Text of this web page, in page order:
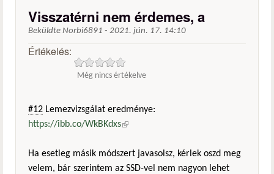
Visszatérni nem érdemes, a
Beküldte Norbi6891 - 2021. jún. 17. 14:10
Értékelés:
Még nincs értékelve
#12 Lemezvizsgálat eredménye:
https://ibb.co/WkBKdxs(külső hivatkozás)
Ha esetleg másik módszert javasolsz, kérlek oszd meg
velem, bár szerintem az SSD-vel nem nagyon lehet